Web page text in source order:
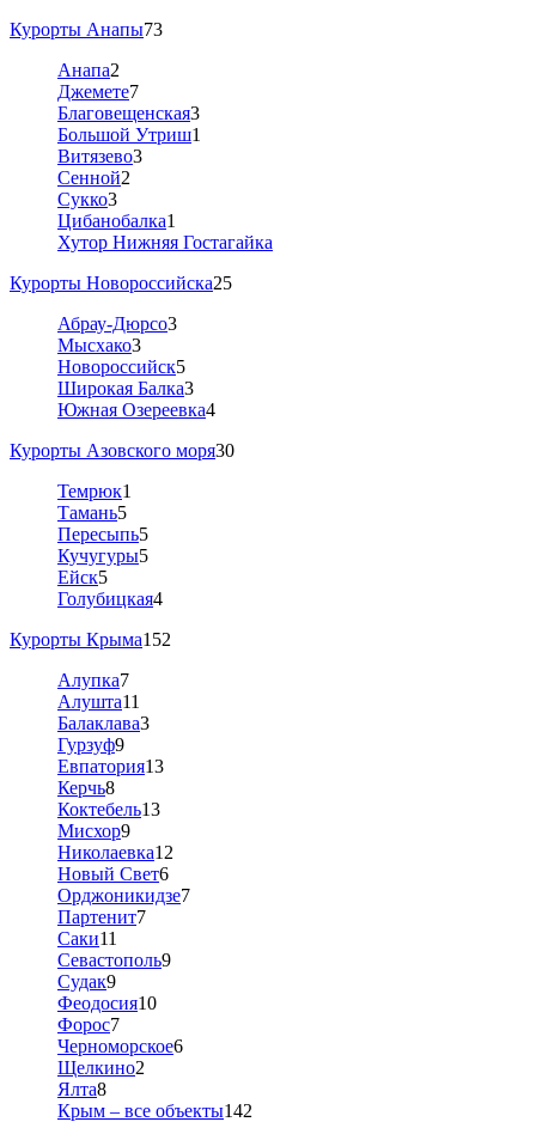
Курорты Анапы73
Анапа2
Джемете7
Благовещенская3
Большой Утриш1
Витязево3
Сенной2
Сукко3
Цибанобалка1
Хутор Нижняя Гостагайка
Курорты Новороссийска25
Абрау-Дюрсо3
Мысхако3
Новороссийск5
Широкая Балка3
Южная Озереевка4
Курорты Азовского моря30
Темрюк1
Тамань5
Пересыпь5
Кучугуры5
Ейск5
Голубицкая4
Курорты Крыма152
Алупка7
Алушта11
Балаклава3
Гурзуф9
Евпатория13
Керчь8
Коктебель13
Мисхор9
Николаевка12
Новый Свет6
Орджоникидзе7
Партенит7
Саки11
Севастополь9
Судак9
Феодосия10
Форос7
Черноморское6
Щелкино2
Ялта8
Крым – все объекты142